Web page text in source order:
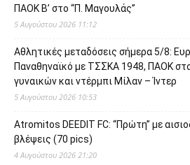
ΠΑΟΚ Β’ στο “Π. Μαγουλάς”
5 Αυγούστου 2026 11:12
Αθλητικές μεταδόσεις σήμερα 5/8:
Παναθηναϊκό με ΤΣΣΚΑ 1948, ΠΑΟΚ
γυναικών και ντέρμπι Μίλαν – Ίντερ
5 Αυγούστου 2026 10:53
Atromitos DEEDIT FC: “Πρώτη” με
βλέψεις (70 pics)
4 Αυγούστου 2026 21:20